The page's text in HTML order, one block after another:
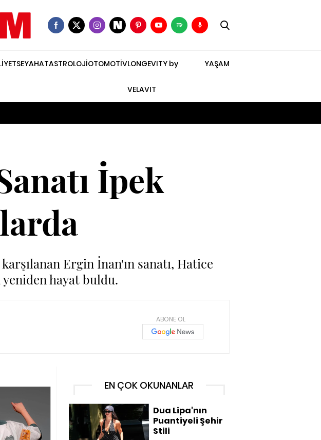
SEYAHATASTROLOJİOTOMOTİVLONGEVITY by
VELAVIT
YAŞAM
İpek
Ergin İnan'ın sanatı, Hatice
hayat buldu.
ABONE OL
EN ÇOK OKUNANLAR
Dua Lipa'nın
Puantiyeli Şehir
Stili